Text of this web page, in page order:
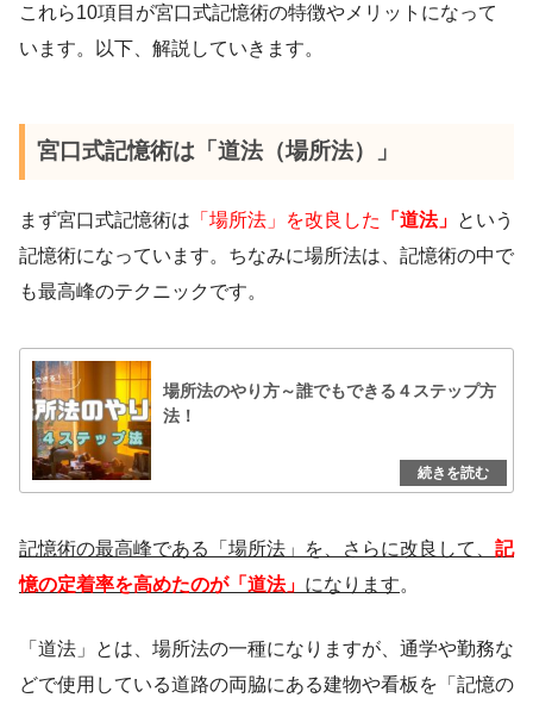
これら10項目が宮口式記憶術の特徴やメリットになって
います。以下、解説していきます。
宮口式記憶術は「道法（場所法）」
まず宮口式記憶術は 「場所法」を改良した 「道法」 という
記憶術になっています。ちなみに場所法は、記憶術の中で
も最高峰のテクニックです。
場所法のやり方～誰でもできる４ステップ方
法！
記憶術の最高峰である「場所法」を、さらに改良して、 記
憶の定着率を高めたのが「道法」 になります。
「道法」とは、場所法の一種になりますが、通学や勤務な
どで使用している道路の両脇にある建物や看板を「記憶の